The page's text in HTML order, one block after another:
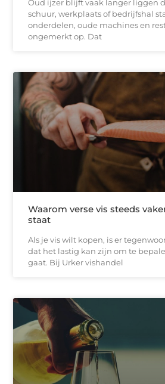
Oud ijzer blijft vaak langer liggen
schuur, werkplaats of bedrijfshal
onderdelen, oude machines en
ongemerkt op. Dat
Waarom verse vis steeds
staat
Als je vis wilt kopen, is er
dat het lastig kan zijn om te
gaat. Bij Urker vishandel